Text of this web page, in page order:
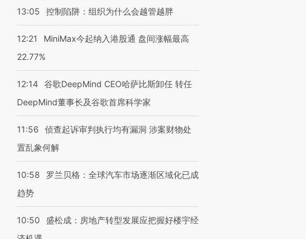
13:05 控制陷阱：组织为什么会越管越胖
12:21
MiniMax今起纳入港股通 盘间涨幅最高
22.77%
12:14 谷歌DeepMind CEO哈萨比斯卸任 转任
DeepMind董事长及谷歌首席科学家
11:56
侦查起诉审判执行均有漏洞 涉案财物处
置乱象何解
10:58
罗兰贝格：全球汽车市场逐渐区域化已成
趋势
10:50
盛松成：房地产转型发展应把握好楼宇经